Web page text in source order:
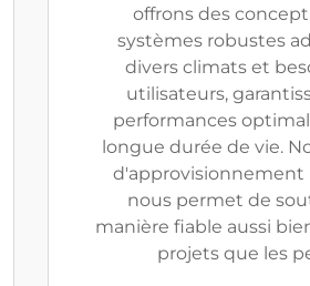
offrons des
systèmes robustes
divers climats et
utilisateurs,
performances
longue durée de vie.
d'approvisionnement
nous permet de
manière fiable aussi
projets que les